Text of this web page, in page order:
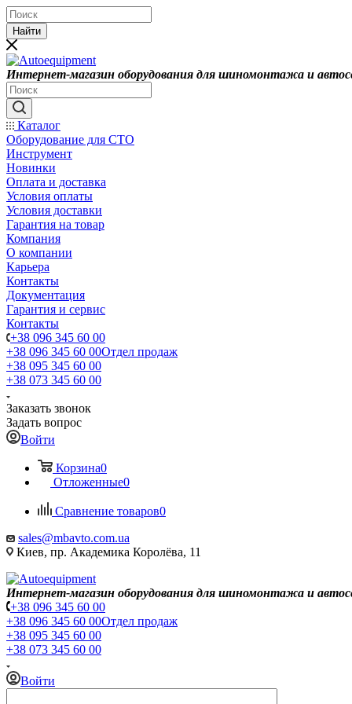
Найти
Интернет-магазин оборудования для шиномонтажа и
Каталог
Оборудование для СТО
Инструмент
Новинки
Оплата и доставка
Условия оплаты
Условия доставки
Гарантия на товар
Компания
О компании
Карьера
Контакты
Документация
Гарантия и сервис
Контакты
+38 096 345 60 00
+38 096 345 60 00Отдел продаж
+38 095 345 60 00
+38 073 345 60 00
Заказать звонок
Задать вопрос
Войти
Корзина0
Отложенные0
Сравнение товаров0
sales@mbavto.com.ua
Киев, пр. Академика Королёва, 11
Интернет-магазин оборудования для шиномонтажа и
+38 096 345 60 00
+38 096 345 60 00Отдел продаж
+38 095 345 60 00
+38 073 345 60 00
Войти